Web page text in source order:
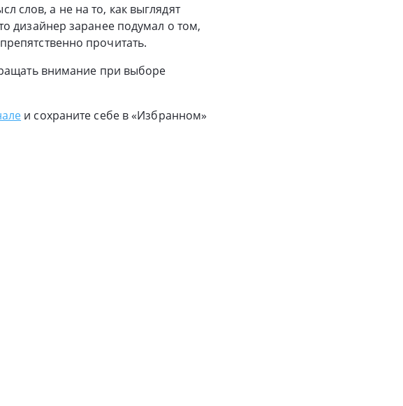
слов, а не на то, как выглядят
дизайнер заранее подумал о том,
прочитать.
внимание при выборе
и сохраните себе в «Избранном»